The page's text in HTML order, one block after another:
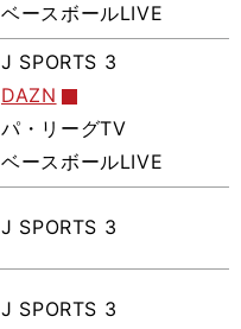
ベースボールLIVE
J SPORTS 3
DAZN
パ・リーグTV
ベースボールLIVE
J SPORTS 3
J SPORTS 3